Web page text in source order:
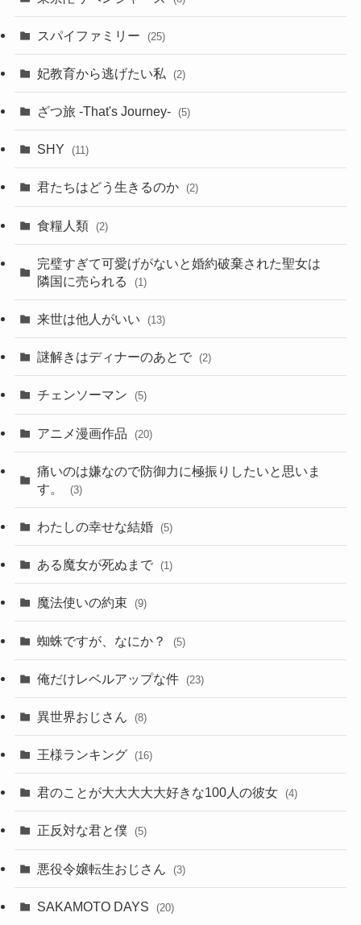
スパイファミリー (25)
妃教育から逃げたい私 (2)
ざつ旅 -That's Journey- (5)
SHY (11)
君たちはどう生きるのか (2)
食糧人類 (2)
完璧すぎて可愛げがないと婚約破棄された聖女は
隣国に売られる
(1)
来世は他人がいい (13)
謎解きはディナーのあとで (2)
チェンソーマン (5)
アニメ漫画作品 (20)
痛いのは嫌なので防御力に極振りしたいと思いま
す。
(3)
わたしの幸せな結婚 (5)
ある魔女が死ぬまで (1)
魔法使いの約束 (9)
蜘蛛ですが、なにか？ (5)
俺だけレベルアップな件 (23)
異世界おじさん (8)
王様ランキング (16)
君のことが大大大大大好きな100人の彼女 (4)
正反対な君と僕 (5)
悪役令嬢転生おじさん (3)
SAKAMOTO DAYS (20)